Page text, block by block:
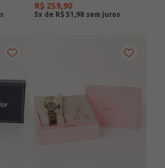
R$ 259,90
5x de R$ 51 98